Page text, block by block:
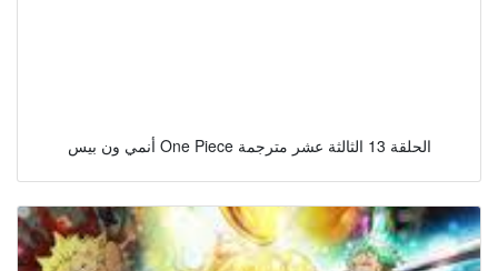
أنمي ون بيس One Piece الحلقة 13 الثالثة عشر مترجمة